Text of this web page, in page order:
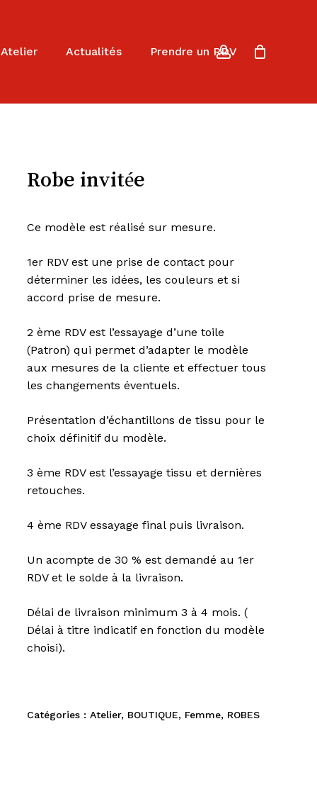
Atelier Actualités Prendre un RDVaccount
Robe invitée
Ce modèle est réalisé sur mesure.
1er RDV est une prise de contact pour
déterminer les idées, les couleurs et si
accord prise de mesure.
2 ème RDV est l’essayage d’une toile
(Patron) qui permet d’adapter le modèle
aux mesures de la cliente et effectuer tous
les changements éventuels.
Présentation d’échantillons de tissu pour le
choix définitif du modèle.
3 ème RDV est l’essayage tissu et dernières
retouches.
4 ème RDV essayage final puis livraison.
Un acompte de 30 % est demandé au 1er
RDV et le solde à la livraison.
Délai de livraison minimum 3 à 4 mois. (
Délai à titre indicatif en fonction du modèle
choisi).
Catégories : Atelier, BOUTIQUE, Femme, ROBES